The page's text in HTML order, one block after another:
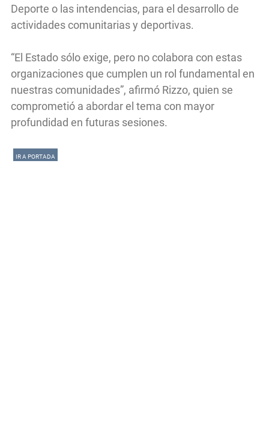
Deporte o las intendencias, para el desarrollo de
actividades comunitarias y deportivas.
“El Estado sólo exige, pero no colabora con estas
organizaciones que cumplen un rol fundamental en
nuestras comunidades”, afirmó Rizzo, quien se
comprometió a abordar el tema con mayor
profundidad en futuras sesiones.
IR A PORTADA